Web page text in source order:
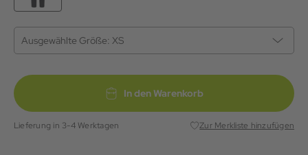
Ausgewählte Größe: XS
In den Warenkorb
Lieferung in 3-4 Werktagen Zur Merkliste hinzufügen